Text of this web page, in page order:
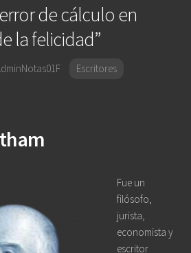
de cálculo en
la felicidad”
Escritores
Fue un
filósofo,
jurista,
economista y
escritor